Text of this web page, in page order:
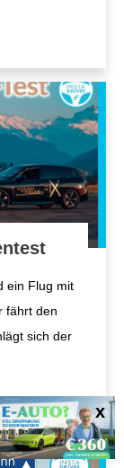
ein Flug mit
fährt den
sich der